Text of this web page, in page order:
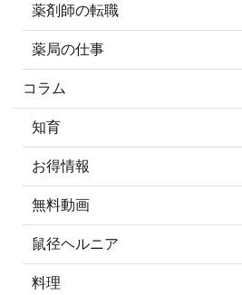
薬剤師の転職
薬局の仕事
コラム
知育
お得情報
無料動画
鼠径ヘルニア
料理